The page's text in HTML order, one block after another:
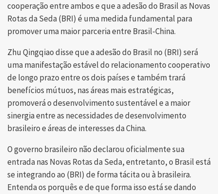
cooperação entre ambos e que a adesão do Brasil as Novas
Rotas da Seda (BRI) é uma medida fundamental para
promover uma maior parceria entre Brasil-China.
Zhu Qingqiao disse que a adesão do Brasil no (BRI) será
uma manifestação estável do relacionamento cooperativo
de longo prazo entre os dois países e também trará
benefícios mútuos, nas áreas mais estratégicas,
promoverá o desenvolvimento sustentável e a maior
sinergia entre as necessidades de desenvolvimento
brasileiro e áreas de interesses da China.
O governo brasileiro não declarou oficialmente sua
entrada nas Novas Rotas da Seda, entretanto, o Brasil está
se integrando ao (BRI) de forma tácita ou à brasileira.
Entenda os porquês e de que forma isso está se dando